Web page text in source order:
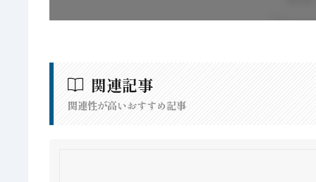
関連記事
関連性が高いおすすめ記事